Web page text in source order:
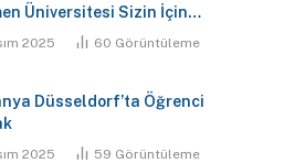
Üniversitesi Sizin İçin
Karar Mı?
2025 60 Görüntüleme
Düsseldorf’ta Öğrenci
2025 59 Görüntüleme